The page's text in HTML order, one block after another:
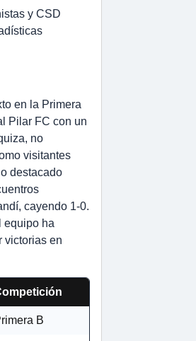
y CSD
en la Primera
Pilar FC con un
no
visitantes
destacado
cayendo 1-0.
equipo ha
victorias en
B